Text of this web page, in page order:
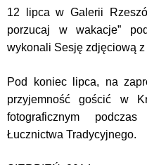
12 lipca w Galerii
porzucaj w wakacje”
wykonali Sesję zdjęciową z
Pod koniec lipca, na
przyjemność gościć w
fotograficznym
Łucznictwa Tradycyjnego.